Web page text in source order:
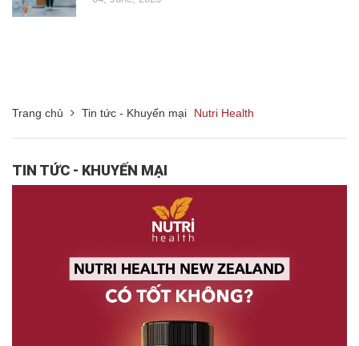
Trang chủ Tin tức - Khuyến mại Nutri Health
TIN TỨC - KHUYẾN MẠI